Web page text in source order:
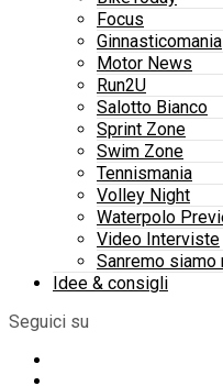
Focus
Ginnasticomania
Motor News
Run2U
Salotto Bianco
Sprint Zone
Swim Zone
Tennismania
Volley Night
Waterpolo
Video Interviste
Sanremo siamo
Idee & consigli
Seguici su